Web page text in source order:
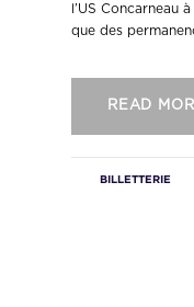
l’US Concarneau
que des
READ
BILLETTERIE